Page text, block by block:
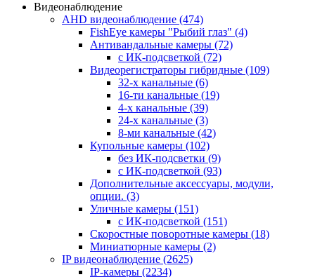
Видеонаблюдение
AHD видеонаблюдение (474)
FishEye камеры "Рыбий глаз" (4)
Антивандальные камеры (72)
с ИК-подсветкой (72)
Видеорегистраторы гибридные (109)
32-х канальные (6)
16-ти канальные (19)
4-х канальные (39)
24-х канальные (3)
8-ми канальные (42)
Купольные камеры (102)
без ИК-подсветки (9)
с ИК-подсветкой (93)
Дополнительные аксессуары, модули,
опции. (3)
Уличные камеры (151)
с ИК-подсветкой (151)
Скоростные поворотные камеры (18)
Миниатюрные камеры (2)
IP видеонаблюдение (2625)
IP-камеры (2234)